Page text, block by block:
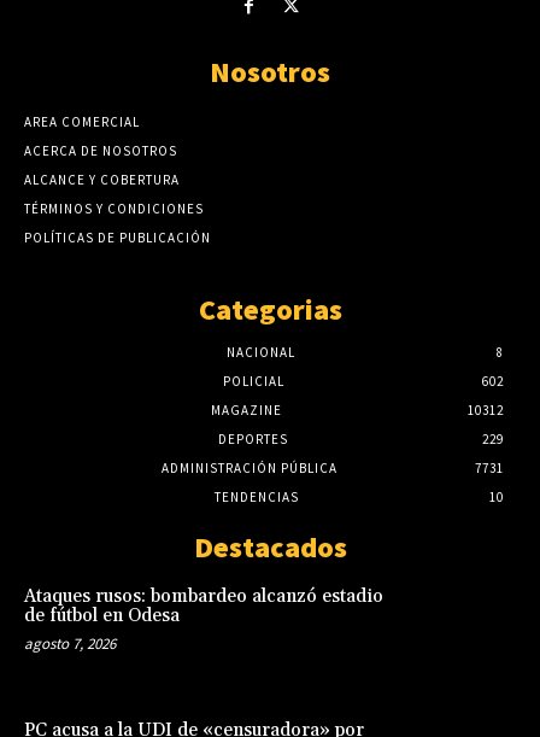
Nosotros
AREA COMERCIAL
ACERCA DE NOSOTROS
ALCANCE Y COBERTURA
TÉRMINOS Y CONDICIONES
POLÍTICAS DE PUBLICACIÓN
Categorias
NACIONAL
8
POLICIAL
602
MAGAZINE
10312
DEPORTES
229
ADMINISTRACIÓN PÚBLICA
7731
TENDENCIAS
10
Destacados
Ataques rusos: bombardeo alcanzó estadio
de fútbol en Odesa
agosto 7, 2026
PC acusa a la UDI de «censuradora» por